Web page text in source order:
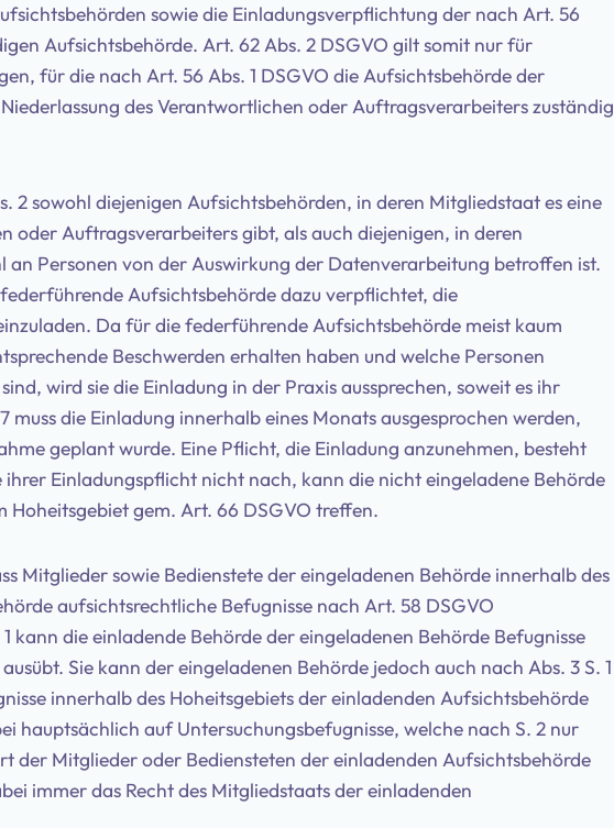
sowie die Einladungsverpflichtung der nach Art. 56
Aufsichtsbehörde. Art. 62 Abs. 2 DSGVO gilt somit nur für
für die nach Art. 56 Abs. 1 DSGVO die Aufsichtsbehörde der
des Verantwortlichen oder Auftragsverarbeiters zuständig
2 sowohl diejenigen Aufsichtsbehörden, in deren Mitgliedstaat es eine
oder Auftragsverarbeiters gibt, als auch diejenigen, in deren
an Personen von der Auswirkung der Datenverarbeitung betroffen ist.
Aufsichtsbehörde dazu verpflichtet, die
Da für die federführende Aufsichtsbehörde meist kaum
Beschwerden erhalten haben und welche Personen
wird sie die Einladung in der Praxis aussprechen, soweit es ihr
muss die Einladung innerhalb eines Monats ausgesprochen werden,
geplant wurde. Eine Pflicht, die Einladung anzunehmen, besteht
Einladungspflicht nicht nach, kann die nicht eingeladene Behörde
Hoheitsgebiet gem. Art. 66 DSGVO treffen.
Mitglieder sowie Bedienstete der eingeladenen Behörde innerhalb des
aufsichtsrechtliche Befugnisse nach Art. 58 DSGVO
kann die einladende Behörde der eingeladenen Behörde Befugnisse
Sie kann der eingeladenen Behörde jedoch auch nach Abs. 3 S. 1
innerhalb des Hoheitsgebiets der einladenden Aufsichtsbehörde
hauptsächlich auf Untersuchungsbefugnisse, welche nach S. 2 nur
der Mitglieder oder Bediensteten der einladenden Aufsichtsbehörde
immer das Recht des Mitgliedstaats der einladenden